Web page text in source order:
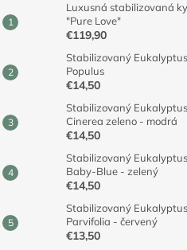
Luxusná stabilizovaná
"Pure Love"
€119,90
Stabilizovaný Eukalyptus
Populus
€14,50
Stabilizovaný Eukalyptus
Cinerea zeleno - modrá
€14,50
Stabilizovaný Eukalyptus
Baby-Blue - zelený
€14,50
Stabilizovaný Eukalyptus
Parvifolia - červený
€13,50